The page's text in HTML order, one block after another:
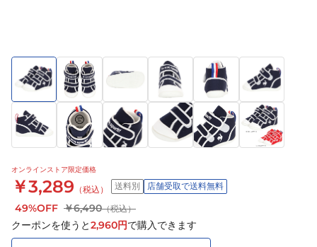
オンラインストア限定価格
￥3,289 （税込） 送料別 店舗受取で送料無料
49%OFF ￥6,490（税込）
クーポンを使うと2,960円で購入できます